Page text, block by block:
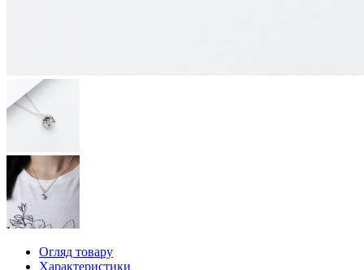
Огляд товару
Характеристики